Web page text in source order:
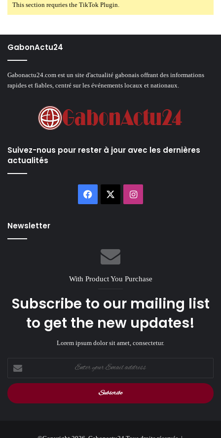
This section requries the TikTok Plugin.
GabonActu24
Gabonactu24.com est un site d'actualité gabonais offrant des informations
rapides et fiables, centré sur les événements locaux et nationaux.
Suivez-nous pour rester à jour avec les dernières
actualités
Facebook Instagram
Newsletter
With Product You Purchase
Subscribe to our mailing list
to get the new updates!
Lorem ipsum dolor sit amet, consectetur.
your
Email
address